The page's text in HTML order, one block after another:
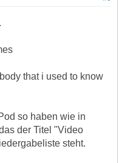
that i used to know
so haben wie in
der Titel "Video
steht.